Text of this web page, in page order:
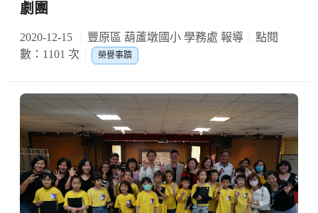
劇團
2020-12-15 豐原區 葫蘆墩國小 學務處 報導
點閱
數：1101 次
榮譽事蹟